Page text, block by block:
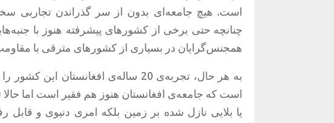
است. هیچ جامعه‌ا‌ی بدون از سر گذراندن تجاربی
چنانچه حتی برخی از کشورهای پیشرفته هنوز با
همجنس‌گرایان در بسیاری از کشورهای مترقی با
به هر حال، تجربه‌ی 20 ساله‌ی
است که جامعه‌ی افغانستان هنوز هم فقیر است اما حالا
یا بلایی نازل شده بر زمین بلکه امری دنیوی و قابل